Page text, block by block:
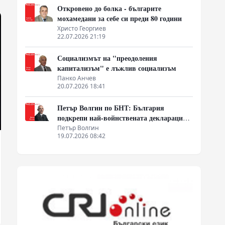
Откровено до болка - българите
мохамедани за себе си преди 80 години
Христо Георгиев
22.07.2026 21:19
Социализмът на "преодоления
капитализъм" е лъжлив социализъм
Панко Анчев
20.07.2026 18:41
Петър Волгин по БНТ: България
подкрепи най-войнствената декларация,
която някога съм чел
Петър Волгин
19.07.2026 08:42